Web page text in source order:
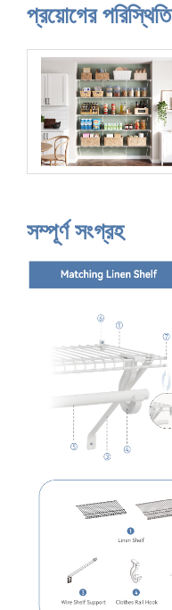
প্রয়োগের পরিস্থিতি
সম্পূর্ণ সংগ্রহ